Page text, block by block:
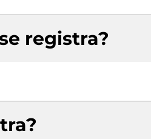
registra?